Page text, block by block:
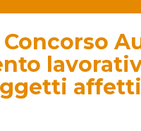
Concorso